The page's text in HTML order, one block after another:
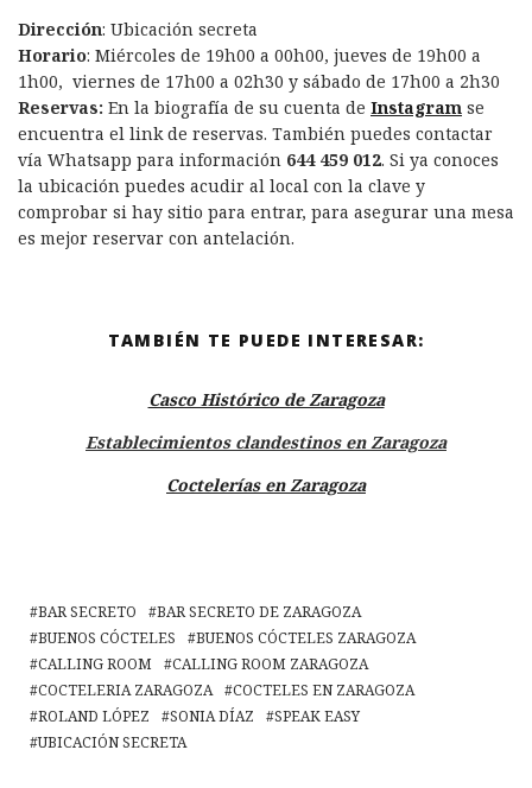
Dirección: Ubicación secreta
Horario: Miércoles de 19h00 a 00h00, jueves de 19h00 a
1h00, viernes de 17h00 a 02h30 y sábado de 17h00 a 2h30
Reservas: En la biografía de su cuenta de Instagram se
encuentra el link de reservas. También puedes contactar
vía Whatsapp para información 644 459 012. Si ya conoces
la ubicación puedes acudir al local con la clave y
comprobar si hay sitio para entrar, para asegurar una mesa
es mejor reservar con antelación.
TAMBIÉN TE PUEDE INTERESAR:
Casco Histórico de Zaragoza
Establecimientos clandestinos en Zaragoza
Coctelerías en Zaragoza
BAR SECRETO
BAR SECRETO DE ZARAGOZA
BUENOS CÓCTELES
BUENOS CÓCTELES ZARAGOZA
CALLING ROOM
CALLING ROOM ZARAGOZA
COCTELERIA ZARAGOZA
COCTELES EN ZARAGOZA
ROLAND LÓPEZ
SONIA DÍAZ
SPEAK EASY
UBICACIÓN SECRETA